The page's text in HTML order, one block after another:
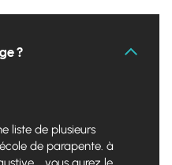
?
liste de plusieurs
de parapente. à